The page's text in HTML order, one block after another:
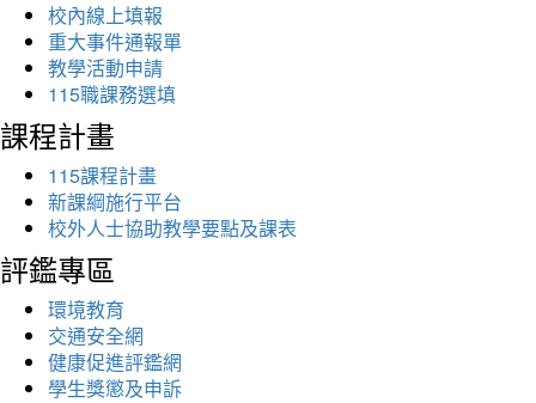
校內線上填報
重大事件通報單
教學活動申請
115職課務選填
課程計畫
115課程計畫
新課綱施行平台
校外人士協助教學要點及課表
評鑑專區
環境教育
交通安全網
健康促進評鑑網
學生獎懲及申訴